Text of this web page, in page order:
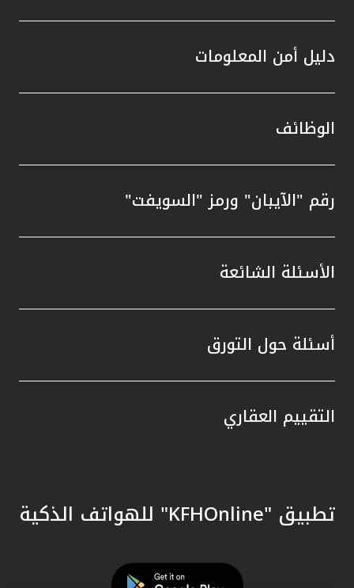
دليل أمن المعلومات
الوظائف
رقم "الآيبان" ورمز "السويفت"
الأسئلة الشائعة
أسئلة حول التورق
التقييم العقاري
تطبيق "KFHOnline" للهواتف الذكية